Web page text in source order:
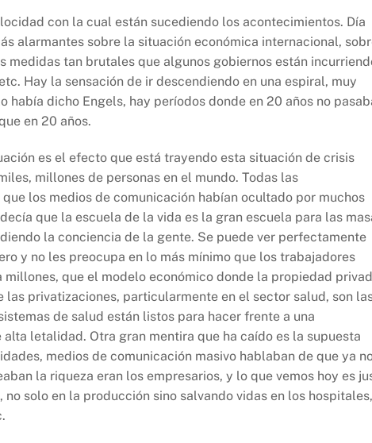
con la cual están sucediendo los acontecimientos. Día
alarmantes sobre la situación económica internacional,
medidas tan brutales que algunos gobiernos están
Hay la sensación de ir descendiendo en una espiral, muy
había dicho Engels, hay períodos donde en 20 años no
en 20 años.
es el efecto que está trayendo esta situación de crisis
millones de personas en el mundo. Todas las
los medios de comunicación habían ocultado por muchos
que la escuela de la vida es la gran escuela para las
la conciencia de la gente. Se puede ver perfectamente
y no les preocupa en lo más mínimo que los trabajadores
millones, que el modelo económico donde la propiedad
las privatizaciones, particularmente en el sector salud, son
de salud están listos para hacer frente a una
letalidad. Otra gran mentira que ha caído es la supuesta
medios de comunicación masivo hablaban de que ya
la riqueza eran los empresarios, y lo que vemos hoy es
solo en la producción sino salvando vidas en los hospitales,